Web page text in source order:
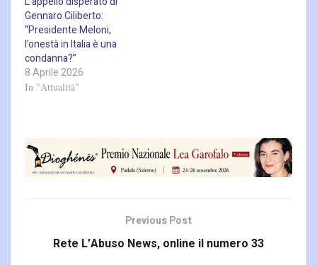
Gennaro Ciliberto:
“Presidente Meloni,
l’onestà in Italia è una
condanna?”
8 Aprile 2026
In "Attualità"
Previous Post
Rete L’Abuso News, online il numero 33